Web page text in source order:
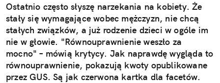
Ostatnio często słyszę narzekania na kobiety. Że
stały się wymagające wobec mężczyzn, nie chcą
stałych związków, a już rodzenie dzieci w ogóle im
nie w głowie. "Równouprawnienie weszło za
mocno" – mówią krytycy. Jak naprawdę wygląda to
równouprawnienie, pokazują kwoty opublikowane
przez GUS. Są jak czerwona kartka dla facetów.